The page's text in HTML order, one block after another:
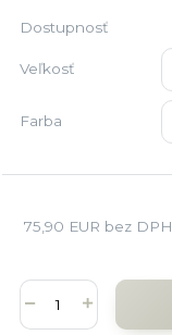
Dostupnosť
Veľkosť
Farba
75,90 EUR bez DPH